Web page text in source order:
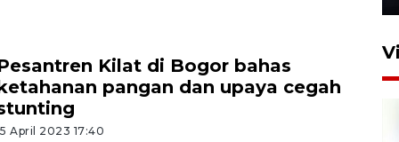
Kilat di Bogor bahas
pangan dan upaya cegah
April 2023 17:40